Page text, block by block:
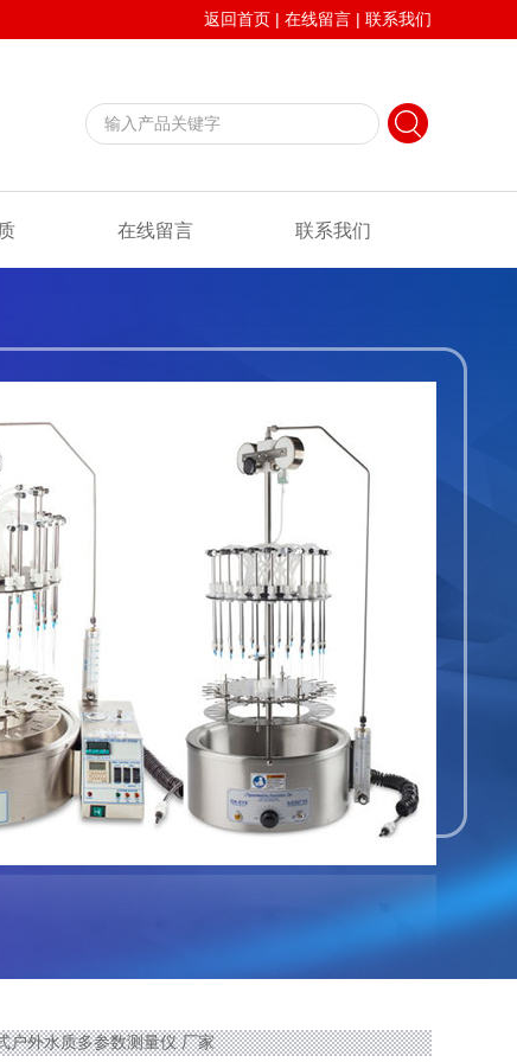
返回首页 | 在线留言 | 联系我们
在线留言 联系我们
户外水质多参数测量仪 厂家